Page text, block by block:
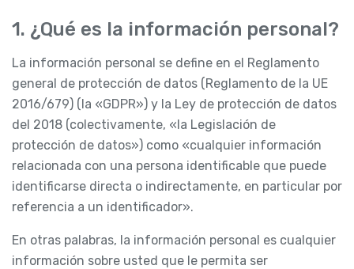
1. ¿Qué es la información personal?
La información personal se define en el Reglamento
general de protección de datos (Reglamento de la UE
2016/679) (la «GDPR») y la Ley de protección de datos
del 2018 (colectivamente, «la Legislación de
protección de datos») como «cualquier información
relacionada con una persona identificable que puede
identificarse directa o indirectamente, en particular por
referencia a un identificador».
En otras palabras, la información personal es cualquier
información sobre usted que le permita ser